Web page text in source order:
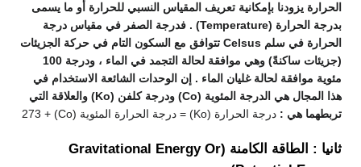
الحرارة يزودنا بإمكانية تعريف المقياس النسبي للحرارة أو ما يسمى
بدرجة الحرارة (Temperature) . فدرجة الصفر في مقياس درجة
الحرارة في سلم Celsus تتوافق مع السكون التام في حركة الجزيئات
(جزيئات ساكنةً) وهي موافقة لحالة التجمد في الماء ، ودرجة 100
مئوية موافقة لحالة غليان الماء . إن الوحدات الشائعة الاستخدام في
هذا المجال هي الدرجة المئوية (Co) ودرجة كلفن (Ko) والعلاقة التي
تربطهما هي : درجة الحرارة (Ko) = درجة الحرارة المئوية (Co) + 273
ثانيا : الطاقة الكامنة (Gravitational Energy Or